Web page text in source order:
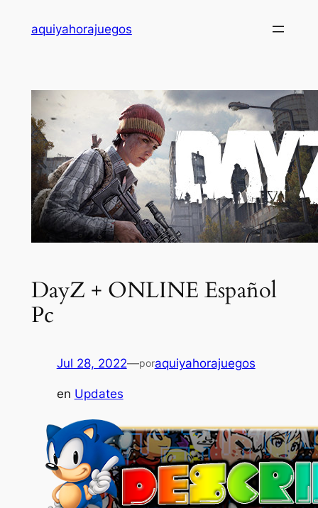
aquiyahorajuegos
DayZ + ONLINE Español
Pc
Jul 28, 2022—poraquiyahorajuegos
en Updates